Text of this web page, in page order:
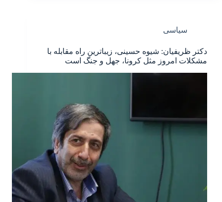
سیاسی
دکتر ظریفیان: شیوه حسینی، زیباترین راه مقابله با
مشکلات امروز مثل کرونا، جهل و جنگ است